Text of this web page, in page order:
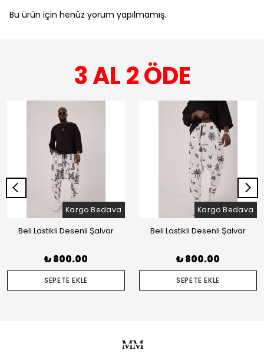
Bu ürün için henüz yorum yapılmamış.
3 AL 2 ÖDE
Kargo Bedava
Beli Lastikli Desenli Şalvar
₺ 800.00
SEPETE EKLE
Kargo Bedava
Beli Lastikli Desenli Şalvar
₺ 800.00
SEPETE EKLE